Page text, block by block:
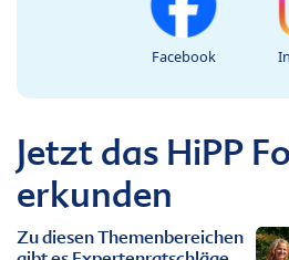
Facebook
Jetzt das HiPP
erkunden
Zu diesen Themenbereichen